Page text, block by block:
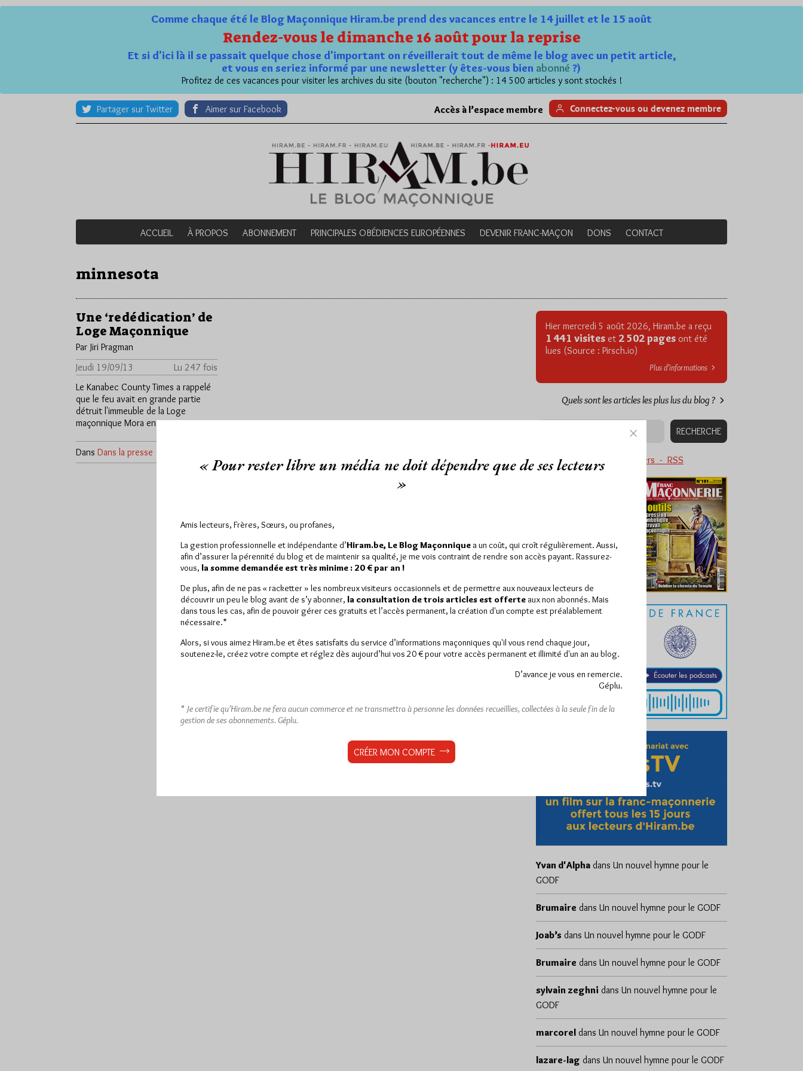
Comme chaque été le Blog Maçonnique Hiram.be prend des vacances entre le 14 juillet et le 15 août
Rendez-vous le dimanche 16 août pour la reprise
Et si d'ici là il se passait quelque chose d'important on réveillerait tout de même le blog avec un petit article,
et vous en seriez informé par une newsletter (y êtes-vous bien abonné ?)
Profitez de ces vacances pour visiter les archives du site (bouton "recherche") : 14 500 articles y sont stockés !
Partager sur Twitter Aimer sur Facebook Accès à l’espace membre Connectez-vous ou devenez membre
ACCUEIL À PROPOS ABONNEMENT PRINCIPALES OBÉDIENCES EUROPÉENNES DEVENIR FRANC-MAÇON DONS CONTACT
minnesota
Une ‘redédication’ de
Loge Maçonnique
Par Jiri Pragman
Jeudi 19/09/13
Lu 247 fois
Le Kanabec County Times a rappelé
que le feu avait en grande partie
détruit l'immeuble de la Loge
maçonnique Mora en…
Dans Dans la presse
Hier mercredi 5 août 2026, Hiram.be a reçu
1 441 visites et 2 502 pages ont été
lues (Source : Pirsch.io)
Plus d’informations
Quels sont les articles les plus lus du blog ?
Abonnement aux Newsletters - RSS
Yvan d'Alpha dans Un nouvel hymne pour le
GODF
Brumaire dans Un nouvel hymne pour le GODF
Joab’s dans Un nouvel hymne pour le GODF
Brumaire dans Un nouvel hymne pour le GODF
sylvain zeghni dans Un nouvel hymne pour le
GODF
marcorel dans Un nouvel hymne pour le GODF
lazare-lag dans Un nouvel hymne pour le GODF
« Pour rester libre un média ne doit dépendre que de ses lecteurs
»
Amis lecteurs, Frères, Sœurs, ou profanes,
La gestion professionnelle et indépendante d’Hiram.be, Le Blog Maçonnique a un coût, qui croît régulièrement. Aussi,
afin d’assurer la pérennité du blog et de maintenir sa qualité, je me vois contraint de rendre son accès payant. Rassurez-
vous, la somme demandée est très minime : 20 € par an !
De plus, afin de ne pas « racketter » les nombreux visiteurs occasionnels et de permettre aux nouveaux lecteurs de
découvrir un peu le blog avant de s’y abonner, la consultation de trois articles est offerte aux non abonnés. Mais
dans tous les cas, afin de pouvoir gérer ces gratuits et l’accès permanent, la création d'un compte est préalablement
nécessaire.*
Alors, si vous aimez Hiram.be et êtes satisfaits du service d’informations maçonniques qu'il vous rend chaque jour,
soutenez-le, créez votre compte et réglez dès aujourd’hui vos 20 € pour votre accès permanent et illimité d'un an au blog.
D’avance je vous en remercie.
Géplu.
* Je certifie qu’Hiram.be ne fera aucun commerce et ne transmettra à personne les données recueillies, collectées à la seule fin de la
gestion de ses abonnements. Géplu.
CRÉER MON COMPTE